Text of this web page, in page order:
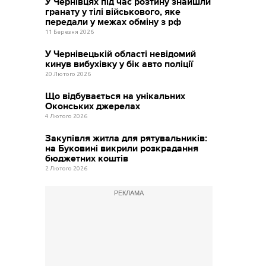
гранату у тілі військового, яке
передали у межах обміну з рф
11 Березня 2026
У Чернівецькій області невідомий
кинув вибухівку у бік авто поліції
20 Лютого 2026
Що відбувається на унікальних
Оконських джерелах
4 Лютого 2026
Закупівля житла для рятувальників:
на Буковині викрили розкрадання
бюджетних коштів
2 Лютого 2026
РЕКЛАМА